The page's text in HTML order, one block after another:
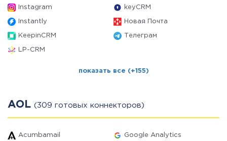
Instagram keyCRM
Instantly Новая Почта
KeepinCRM Телеграм
LP-CRM
показать все (+155)
AOL (309 готовых коннекторов)
Acumbamail Google Analytics